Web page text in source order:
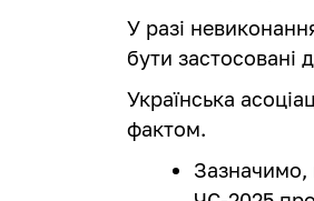
У разі
бути застосовані
Українська
фактом.
Зазначимо,